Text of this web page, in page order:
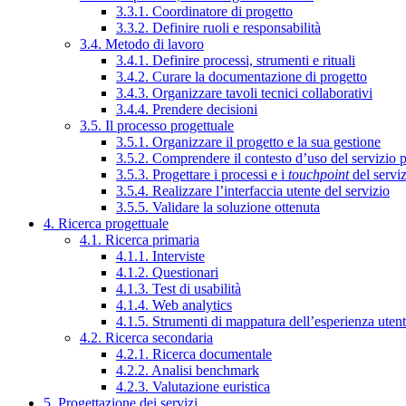
3.3.1. Coordinatore di progetto
3.3.2. Definire ruoli e responsabilità
3.4. Metodo di lavoro
3.4.1. Definire processi, strumenti e rituali
3.4.2. Curare la documentazione di progetto
3.4.3. Organizzare tavoli tecnici collaborativi
3.4.4. Prendere decisioni
3.5. Il processo progettuale
3.5.1. Organizzare il progetto e la sua gestione
3.5.2. Comprendere il contesto d’uso del servizio
3.5.3. Progettare i processi e i touchpointdel
3.5.4. Realizzare l’interfaccia utente del servizio
3.5.5. Validare la soluzione ottenuta
4. Ricerca progettuale
4.1. Ricerca primaria
4.1.1. Interviste
4.1.2. Questionari
4.1.3. Test di usabilità
4.1.4. Web analytics
4.1.5. Strumenti di mappatura dell’esperienza
4.2. Ricerca secondaria
4.2.1. Ricerca documentale
4.2.2. Analisi benchmark
4.2.3. Valutazione euristica
5. Progettazione dei servizi